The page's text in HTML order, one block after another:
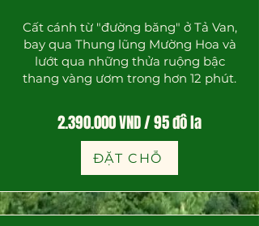
Cất cánh từ "đường băng" ở Tả Van,
bay qua Thung lũng Mường Hoa và
lướt qua những thửa ruộng bậc
thang vàng ươm trong hơn 12 phút.
2.390.000VND / 95 đô la
ĐẶT CHỖ